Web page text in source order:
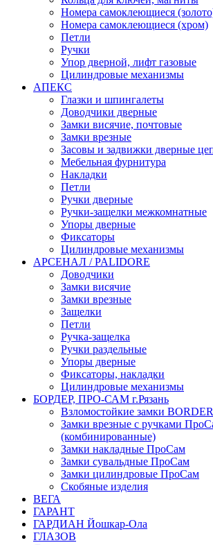
Номера самоклеющиеся
Номера самоклеющиеся (хром)
Петли
Ручки
Упор дверной, лифт газовые
Цилиндровые механизмы
АПЕКС
Глазки и шпингалеты
Доводчики дверные
Замки висячие, почтовые
Замки врезные
Засовы и задвижки дверные
Мебельная фурнитура
Накладки
Петли
Ручки дверные
Ручки-защелки межкомнатные
Упоры дверные
Фиксаторы
Цилиндровые механизмы
АРСЕНАЛ / PALIDORE
Доводчики
Замки висячие
Замки врезные
Защелки
Петли
Ручка-защелка
Ручки раздельные
Упоры дверные
Фиксаторы, накладки
Цилиндровые механизмы
БОРДЕР, ПРО-САМ г.Рязань
Взломостойкие замки BORDER
Замки врезные с ручками
(комбинированные)
Замки накладные ПроСам
Замки сувальдные ПроСам
Замки цилиндровые ПроСам
Скобяные изделия
ВЕГА
ГАРАНТ
ГАРДИАН Йошкар-Ола
ГЛАЗОВ